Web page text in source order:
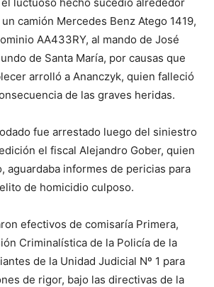
camión Mercedes Benz Atego 1419,
AA433RY, al mando de José
de Santa María, por causas que
arrolló a Ananczyk, quien falleció
de las graves heridas.
fue arrestado luego del siniestro
el fiscal Alejandro Gober, quien
aguardaba informes de pericias para
de homicidio culposo.
efectivos de comisaría Primera,
Criminalística de la Policía de la
de la Unidad Judicial Nº 1 para
de rigor, bajo las directivas de la